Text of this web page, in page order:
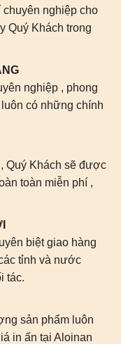
nghiệp cho
Quý Khách trong
nghiệp , phong
có những chính
Quý Khách sẽ được
toàn miễn phí ,
biệt giao hàng
tỉnh và nước
tác.
sản phẩm luôn
in ấn tại Aloinan